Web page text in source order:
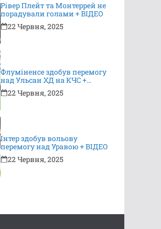
Рівер Плейт та Монтеррей не
порадували голами + ВІДЕО
22 Червня, 2025
Флуміненсе здобув перемогу
над Ульсан ХД на КЧС +
ВІДЕО
22 Червня, 2025
Інтер здобув вольову
перемогу над Уравою + ВІДЕО
22 Червня, 2025